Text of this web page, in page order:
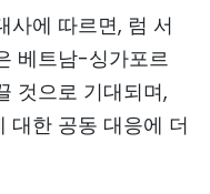
사에 따르면, 럼 서
베트남-싱가포르
것으로 기대되며,
대한 공동 대응에 더